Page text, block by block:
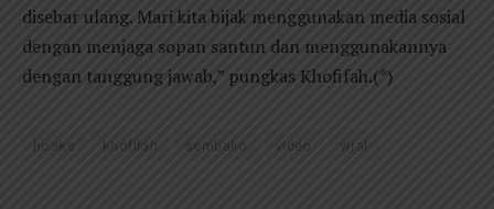
disebar ulang. Mari kita bijak menggunakan media sosial
dengan menjaga sopan santun dan menggunakannya
dengan tanggung jawab,” pungkas Khofifah.(*)
hoaks khofifah sembako video viral